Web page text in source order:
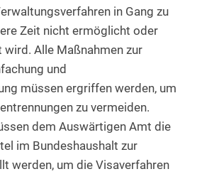
in Gang zu
Zeit nicht ermöglicht oder
wird. Alle Maßnahmen zur
und
müssen ergriffen werden, um
zu vermeiden.
dem Auswärtigen Amt die
im Bundeshaushalt zur
werden, um die Visaverfahren